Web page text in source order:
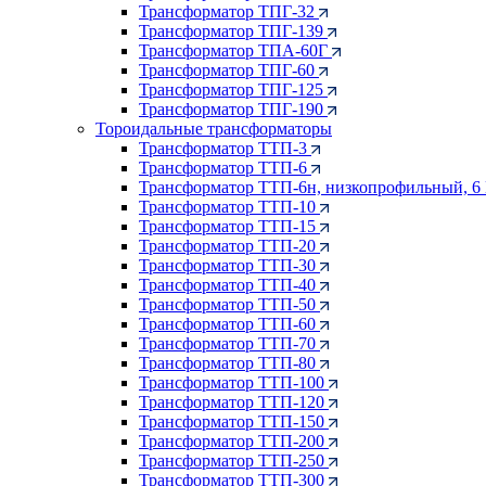
Трансформатор ТПГ-32
Трансформатор ТПГ-139
Трансформатор ТПА-60Г
Трансформатор ТПГ-60
Трансформатор ТПГ-125
Трансформатор ТПГ-190
Тороидальные трансформаторы
Трансформатор ТТП-3
Трансформатор ТТП-6
Трансформатор ТТП-6н, низкопрофильный,
Трансформатор ТТП-10
Трансформатор ТТП-15
Трансформатор ТТП-20
Трансформатор ТТП-30
Трансформатор ТТП-40
Трансформатор ТТП-50
Трансформатор ТТП-60
Трансформатор ТТП-70
Трансформатор ТТП-80
Трансформатор ТТП-100
Трансформатор ТТП-120
Трансформатор ТТП-150
Трансформатор ТТП-200
Трансформатор ТТП-250
Трансформатор ТТП-300